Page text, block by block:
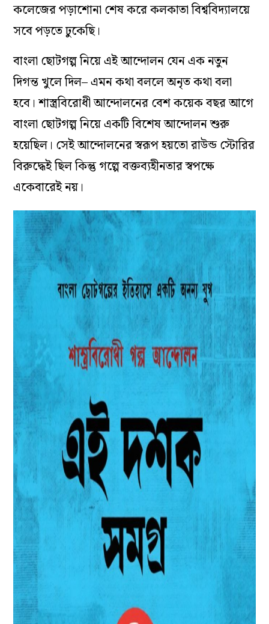
কলেজের পড়াশোনা শেষ করে কলকাতা বিশ্ববিদ্যালয়ে
সবে পড়তে ঢুকেছি।
বাংলা ছোটগল্প নিয়ে এই আন্দোলন যেন এক নতুন
দিগন্ত খুলে দিল– এমন কথা বললে অনৃত কথা বলা
হবে। শাস্ত্রবিরোধী আন্দোলনের বেশ কয়েক বছর আগে
বাংলা ছোটগল্প নিয়ে একটি বিশেষ আন্দোলন শুরু
হয়েছিল। সেই আন্দোলনের স্বরূপ হয়তো রাউন্ড স্টোরির
বিরুদ্ধেই ছিল কিন্তু গল্পে বক্তব্যহীনতার স্বপক্ষে
একেবারেই নয়।